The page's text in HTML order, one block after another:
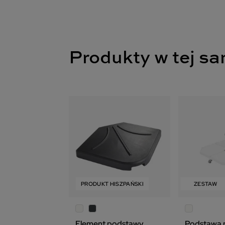
Produkty w tej
PRODUKT HISZPAŃSKI
PRODUKT HISZPAŃSKI ZESTAW